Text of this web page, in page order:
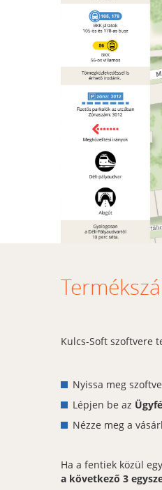
Kulcs-Soft szoftvere
Nyissa meg
Lépjen be az
Nézze meg a
Ha a fentiek közül
a következő 3